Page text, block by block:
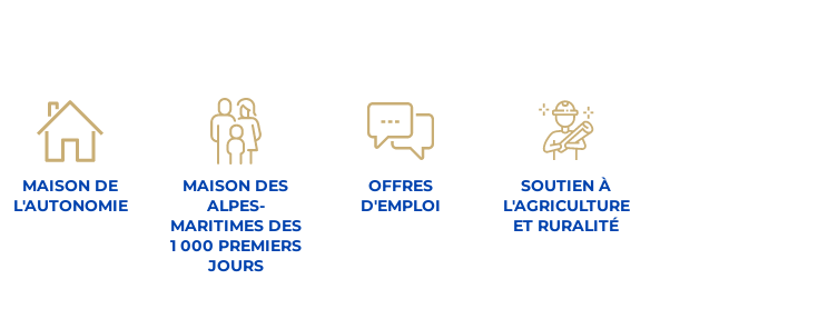
MAISON DE
L'AUTONOMIE
MAISON DES
ALPES-
MARITIMES DES
1 000 PREMIERS
JOURS
OFFRES
D'EMPLOI
SOUTIEN À
L'AGRICULTURE
ET RURALITÉ